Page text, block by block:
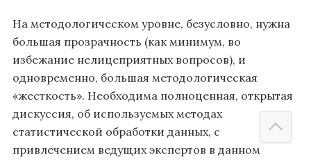
На методологическом уровне, безусловно, нужна
большая прозрачность (как минимум, во
избежание нелицеприятных вопросов), и
одновременно, большая методологическая
«жесткость». Необходима полноценная, открытая
дискуссия, об используемых методах
статистической обработки данных, с
привлечением ведущих экспертов в данном